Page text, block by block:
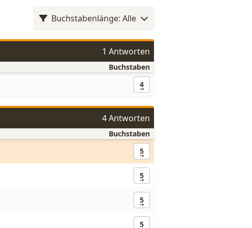
Buchstabenlänge: Alle
1 Antworten
Buchstaben
4
4 Antworten
Buchstaben
5
5
5
5